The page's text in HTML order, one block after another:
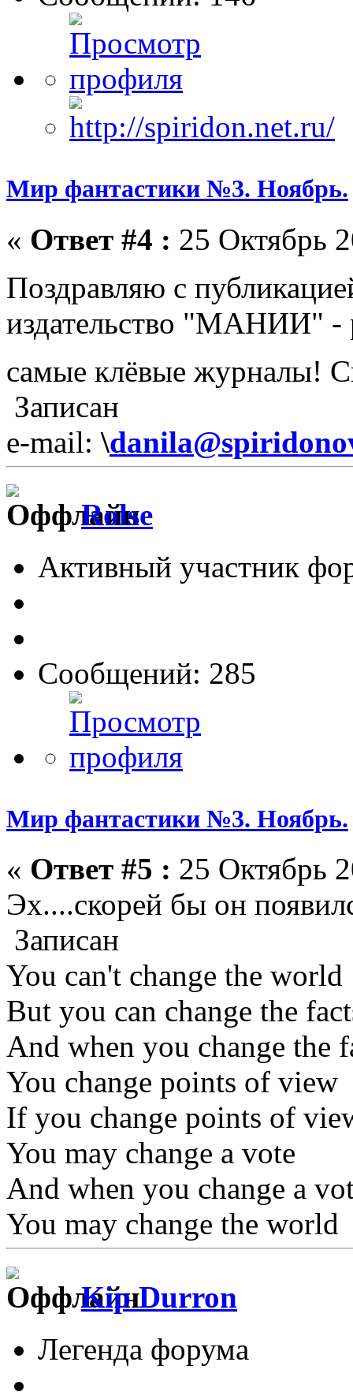
Мир фантастики №3. Ноябрь.
« Ответ #4 : 25 Октябрь
Поздравляю с
издательство "МАНИИ" -
самые клёвые журналы!
Записан
e-mail:\
Rolse
Активный участник
Сообщений: 285
Мир фантастики №3. Ноябрь.
« Ответ #5 : 25 Октябрь
Эх....скорей бы он
Записан
You can't change the world
But you can change the
And when you change the
You change points of view
If you change points of
You may change a vote
And when you change a
You may change the world
Kip Durron
Легенда форума